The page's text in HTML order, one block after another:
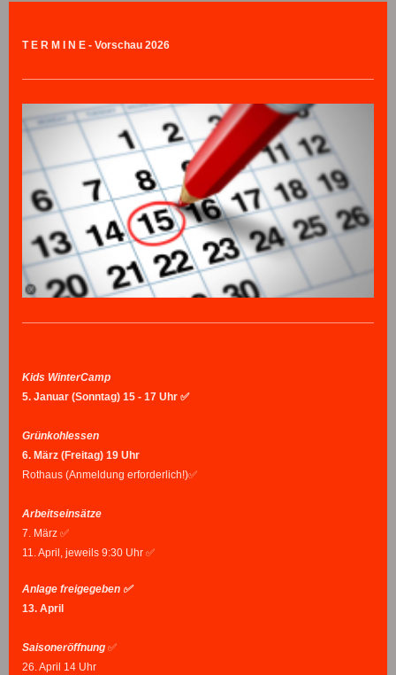
T E R M I N E - Vorschau 2026
Kids WinterCamp
5. Januar (Sonntag) 15 - 17 Uhr ✅
Grünkohlessen
6. März (Freitag) 19 Uhr
Rothaus (Anmeldung erforderlich!)✅
Arbeitseinsätze
7. März ✅
11. April, jeweils 9:30 Uhr ✅
Anlage freigegeben ✅
13. April
Saisoneröffnung ✅
26. April 14 Uhr